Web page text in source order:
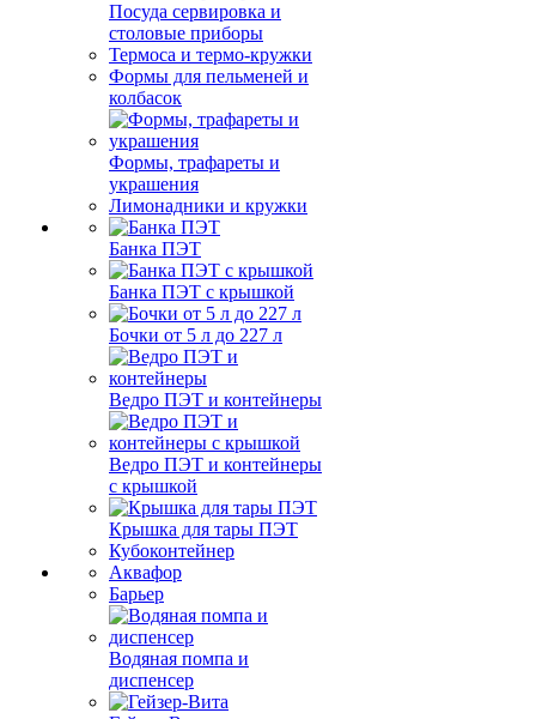
Посуда сервировка и
столовые приборы
Термоса и термо-кружки
Формы для пельменей и
колбасок
Формы, трафареты и
украшения
Лимонадники и кружки
Банка ПЭТ
Банка ПЭТ с крышкой
Бочки от 5 л до 227 л
Ведро ПЭТ и контейнеры
Ведро ПЭТ и контейнеры
с крышкой
Крышка для тары ПЭТ
Кубоконтейнер
Аквафор
Барьер
Водяная помпа и
диспенсер